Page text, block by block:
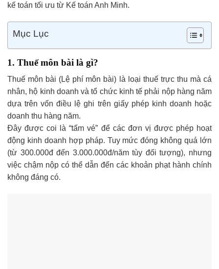
kế toán tối ưu từ Kế toán Anh Minh.
Mục Lục
1. Thuế môn bài là gì?
Thuế môn bài (Lệ phí môn bài) là loại thuế trực thu mà cá
nhân, hộ kinh doanh và tổ chức kinh tế phải nộp hàng năm
dựa trên vốn điều lệ ghi trên giấy phép kinh doanh hoặc
doanh thu hàng năm.
Đây được coi là “tấm vé” để các đơn vị được phép hoạt
động kinh doanh hợp pháp. Tuy mức đóng không quá lớn
(từ 300.000đ đến 3.000.000đ/năm tùy đối tượng), nhưng
việc chậm nộp có thể dẫn đến các khoản phạt hành chính
không đáng có.